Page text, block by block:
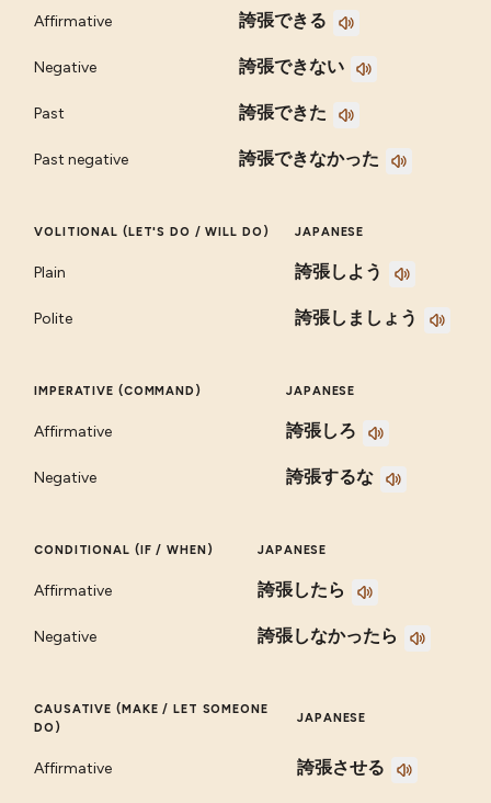
Affirmative 誇張できる
Negative 誇張できない
Past 誇張できた
Past negative 誇張できなかった
VOLITIONAL (LET'S DO / WILL DO) JAPANESE
Plain 誇張しよう
Polite 誇張しましょう
IMPERATIVE (COMMAND) JAPANESE
Affirmative 誇張しろ
Negative 誇張するな
CONDITIONAL (IF / WHEN) JAPANESE
Affirmative 誇張したら
Negative 誇張しなかったら
CAUSATIVE (MAKE / LET SOMEONE
DO)
JAPANESE
Affirmative 誇張させる